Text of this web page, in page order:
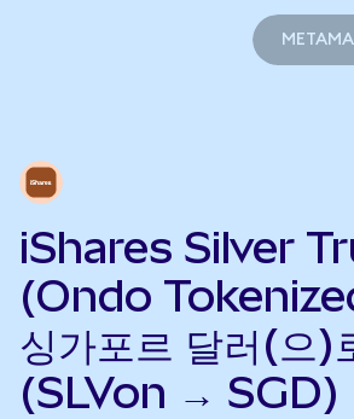
iShares Silver
(Ondo
싱가포르 달러(으)
(SLVon → SGD)